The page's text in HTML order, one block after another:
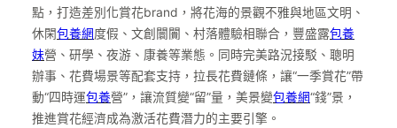
點，打造差別化賞花brand，將花海的景觀不雅與地區文明、
休閑包養網度假、文創闤闠、村落體驗相聯合，豐盛露包養
妹營、研學、夜游、康養等業態。同時完美路況接駁、聰明
辦事、花費場景等配套支持，拉長花費鏈條，讓“一季賞花”帶
動“四時運包養營”，讓流質變“留”量，美景變包養網“錢”景，
推進賞花經濟成為激活花費潛力的主要引擎。